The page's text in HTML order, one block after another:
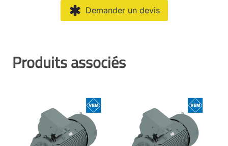
Demander un devis
Produits associés